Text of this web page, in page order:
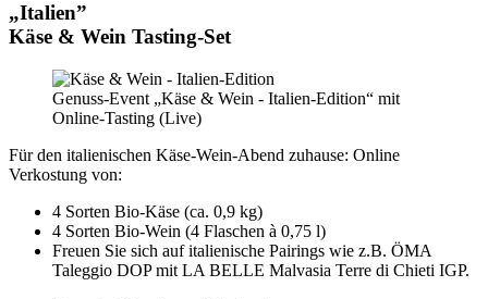
„Italien”
Käse & Wein Tasting-Set
Genuss-Event „Käse & Wein - Italien-Edition“ mit
Online-Tasting (Live)
Für den italienischen Käse-Wein-Abend zuhause: Online
Verkostung von:
4 Sorten Bio-Käse (ca. 0,9 kg)
4 Sorten Bio-Wein (4 Flaschen à 0,75 l)
Freuen Sie sich auf italienische Pairings wie z.B. ÖMA
Taleggio DOP mit LA BELLE Malvasia Terre di Chieti IGP.